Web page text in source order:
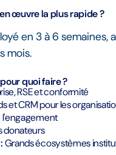
œuvre la plus rapide ?
en 3 à 6 semaines,
mois.
quoi faire ?
RSE et conformité
et CRM pour les
donateurs
Grands écosystèmes